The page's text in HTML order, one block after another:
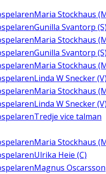
Maria Stockhaus
Gunilla Svantorp
Maria Stockhaus
Gunilla Svantorp
Maria Stockhaus
Linda W Snecker
Maria Stockhaus
Linda W Snecker
Tredje vice talman
Maria Stockhaus
Ulrika Heie (C)
Magnus Oscarsson